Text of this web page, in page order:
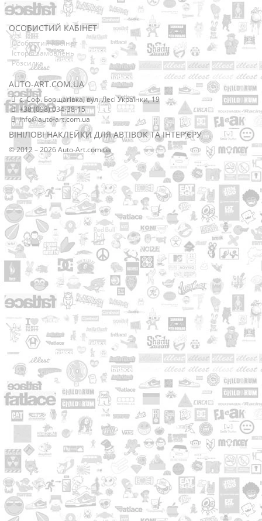
Мапа сайту
ОСОБИСТИЙ КАБІНЕТ
Особистий Кабінет
Історія замовлень
Розсилка
AUTO-ART.COM.UA
с. Соф. Борщагівка, вул. Лесі Українки, 19
+38 (098) 034-38-15
info@auto-art.com.ua
ВІНІЛОВІ НАКЛЕЙКИ ДЛЯ АВТІВОК ТА ІНТЕР'ЄРУ
© 2012 – 2026 Auto-Art.com.ua